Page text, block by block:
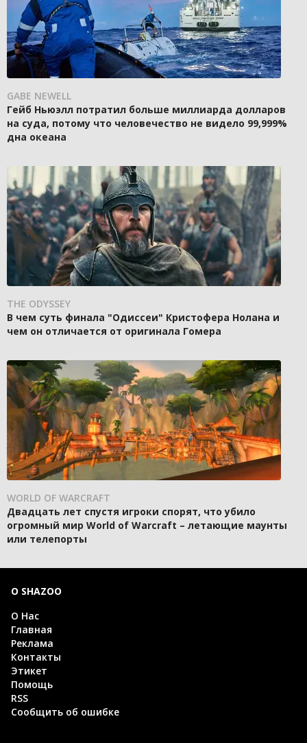
GABE NEWELL
Гейб Ньюэлл потратил больше миллиарда долларов
на суда, потому что человечество не видело 99,999%
дна океана
THE ODYSSEY
В чем суть финала "Одиссеи" Кристофера Нолана и
чем он отличается от оригинала Гомера
WORLD OF WARCRAFT
Двадцать лет спустя игроки спорят, что убило
огромный мир World of Warcraft – летающие маунты
или телепорты
О SHAZOO
О Нас
Главная
Реклама
Контакты
Этикет
Помощь
RSS
Сообщить об ошибке